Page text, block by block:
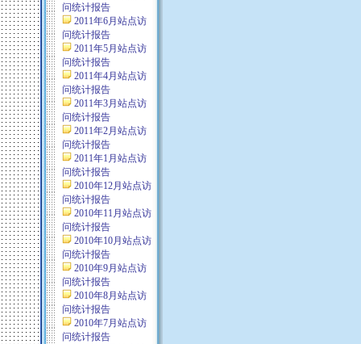
问统计报告
2011年6月站点访
问统计报告
2011年5月站点访
问统计报告
2011年4月站点访
问统计报告
2011年3月站点访
问统计报告
2011年2月站点访
问统计报告
2011年1月站点访
问统计报告
2010年12月站点访
问统计报告
2010年11月站点访
问统计报告
2010年10月站点访
问统计报告
2010年9月站点访
问统计报告
2010年8月站点访
问统计报告
2010年7月站点访
问统计报告